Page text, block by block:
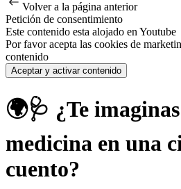
Volver a la página anterior
Petición de consentimiento
Este contenido esta alojado en Youtube
Por favor acepta las cookies de
contenido
Aceptar y activar contenido
🌍🩺 ¿Te
medicina en una
cuento?